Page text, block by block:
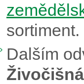
sortiment.
Dalším